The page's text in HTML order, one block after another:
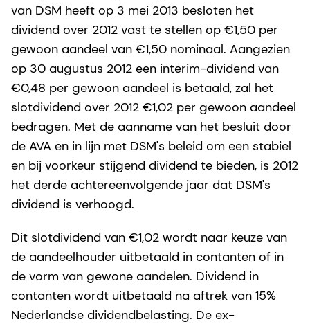
van DSM heeft op 3 mei 2013 besloten het
dividend over 2012 vast te stellen op €1,50 per
gewoon aandeel van €1,50 nominaal. Aangezien
op 30 augustus 2012 een interim-dividend van
€0,48 per gewoon aandeel is betaald, zal het
slotdividend over 2012 €1,02 per gewoon aandeel
bedragen. Met de aanname van het besluit door
de AVA en in lijn met DSM's beleid om een stabiel
en bij voorkeur stijgend dividend te bieden, is 2012
het derde achtereenvolgende jaar dat DSM's
dividend is verhoogd.
Dit slotdividend van €1,02 wordt naar keuze van
de aandeelhouder uitbetaald in contanten of in
de vorm van gewone aandelen. Dividend in
contanten wordt uitbetaald na aftrek van 15%
Nederlandse dividendbelasting. De ex-